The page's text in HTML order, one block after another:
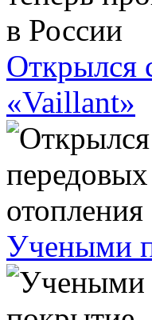
Открылся
«Vaillant»
Учеными